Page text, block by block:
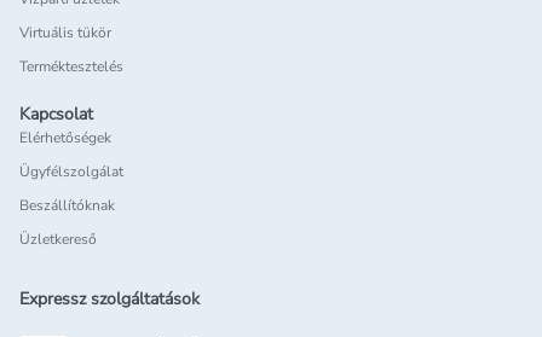
Virtuális tükör
Terméktesztelés
Kapcsolat
Elérhetőségek
Ügyfélszolgálat
Beszállítóknak
Üzletkereső
Expressz szolgáltatások